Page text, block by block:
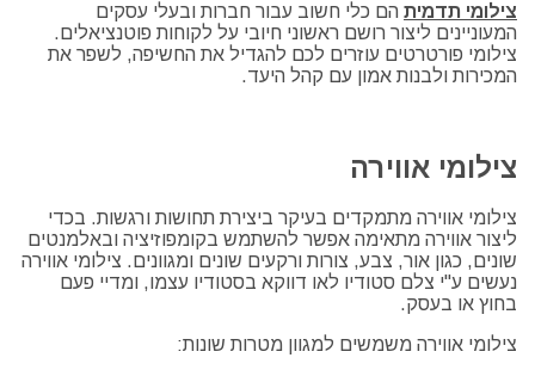
צילומי תדמית הם כלי חשוב עבור חברות ובעלי עסקים
המעוניינים ליצור רושם ראשוני חיובי על לקוחות פוטנציאלים.
צילומי פורטרטים עוזרים לכם להגדיל את החשיפה, לשפר את
המכירות ולבנות אמון עם קהל היעד.
צילומי אווירה
צילומי אווירה מתמקדים בעיקר ביצירת תחושות ורגשות. בכדי
ליצור אווירה מתאימה אפשר להשתמש בקומפוזיציה ובאלמנטים
שונים, כגון אור, צבע, צורות ורקעים שונים ומגוונים. צילומי אווירה
נעשים ע"י צלם סטודיו לאו דווקא בסטודיו עצמו, ומדיי פעם
בחוץ או בעסק.
צילומי אווירה משמשים למגוון מטרות שונות: